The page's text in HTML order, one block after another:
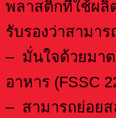
พลาสติกที่ใช้ผลิ
รับรองว่าสามา
– มั่นใจด้วยมา
อาหาร (FSSC
– สามารถย่อยส